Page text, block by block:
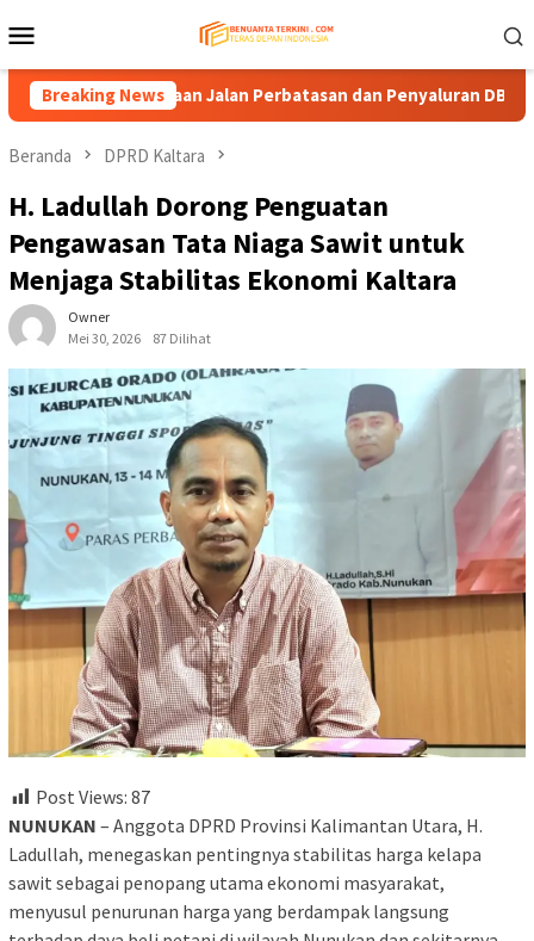
ke
Mobile
Breaking NewsJalan Perbatasan dan Penyaluran DBH
Beranda DPRD Kaltara
H. Ladullah Dorong Penguatan
Pengawasan Tata Niaga Sawit untuk
Menjaga Stabilitas Ekonomi Kaltara
Owner
Mei 30, 2026
87 Dilihat
Post Views: 87
NUNUKAN – Anggota DPRD Provinsi Kalimantan Utara, H.
Ladullah, menegaskan pentingnya stabilitas harga kelapa
sawit sebagai penopang utama ekonomi masyarakat,
menyusul penurunan harga yang berdampak langsung